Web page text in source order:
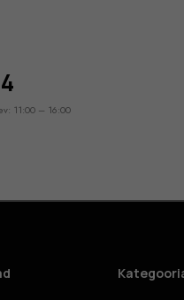
11:00 – 16:00